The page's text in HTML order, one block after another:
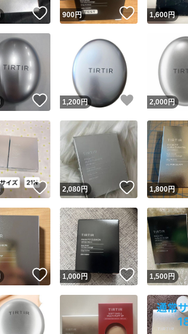
いいね！
900円 いいね！
1,600円
いいね！
1,200 円 いいね！
2,000 円
いいね！
2,080円 いいね！
1,800円
いいね！
1,000円 いいね！
1,500円